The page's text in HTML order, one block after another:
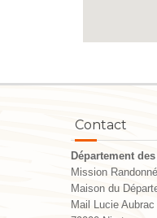
Contact
Département
Mission
Maison du
Mail Lucie Aubrac